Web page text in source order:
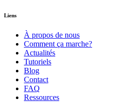
Liens
À propos de nous
Comment ça marche?
Actualités
Tutoriels
Blog
Contact
FAQ
Ressources